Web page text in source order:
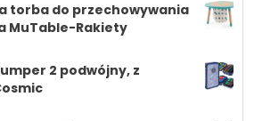
torba do przechowywania
MuTable-Rakiety
2 podwójny, z